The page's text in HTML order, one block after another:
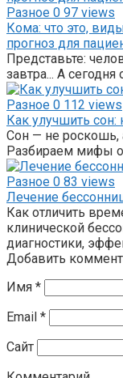
Разное 0 97 views
Кома: что это,
прогноз для
Представьте:
завтра... А
Разное 0 112 views
Как улучшить сон:
Сон — не роскошь,
Разбираем мифы о
Разное 0 83 views
Лечение
Как отличить
клинической
диагностики,
Добавить
Имя *
Email *
Сайт